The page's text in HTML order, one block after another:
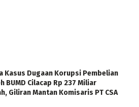
Kasus Dugaan Korupsi Pembelian
BUMD Cilacap Rp 237 Miliar
Giliran Mantan Komisaris PT CSA